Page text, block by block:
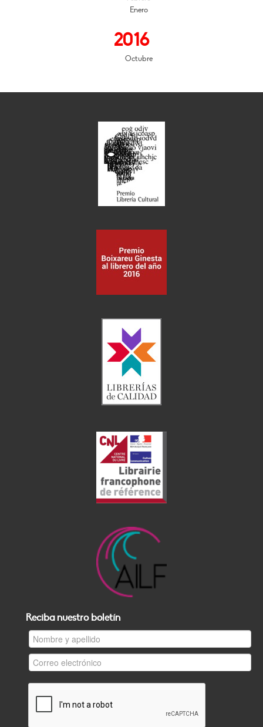
Enero
2016
Octubre
Reciba nuestro boletín